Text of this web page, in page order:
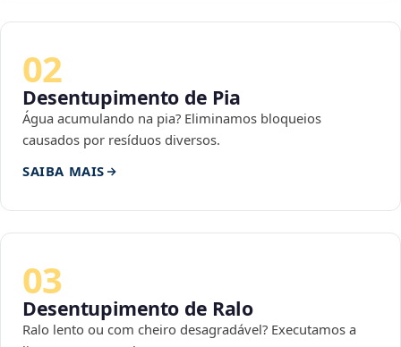
02
Desentupimento de Pia
Água acumulando na pia? Eliminamos bloqueios
causados por resíduos diversos.
SAIBA MAIS
03
Desentupimento de Ralo
Ralo lento ou com cheiro desagradável? Executamos a